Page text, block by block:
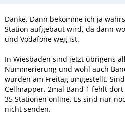
Danke. Dann bekomme ich ja
Station aufgebaut wird, da dann
und Vodafone weg ist.
In Wiesbaden sind jetzt übrigens
Nummerierung und wohl auch
wurden am Freitag umgestellt.
Cellmapper. 2mal Band 1 fehlt
35 Stationen online. Es sind nur
nicht senden.